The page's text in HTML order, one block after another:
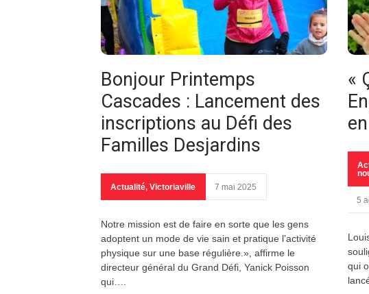
Bonjour Printemps
Cascades : Lancement des
inscriptions au Défi des
Familles Desjardins
Actualité, Victoriaville 7 mai 2025
Notre mission est de faire en sorte que les gens
adoptent un mode de vie sain et pratique l’activité
physique sur une base régulière.», affirme le
directeur général du Grand Défi, Yanick Poisson
qui….
«
5
qui